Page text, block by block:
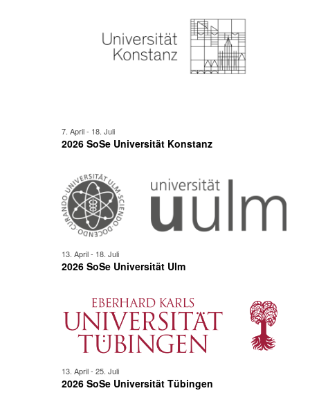
2026 SoSe Universität Konstanz
7. April- 18. Juli
2026 SoSe Universität Ulm
13. April- 18. Juli
2026 SoSe Universität Tübingen
13. April- 25. Juli